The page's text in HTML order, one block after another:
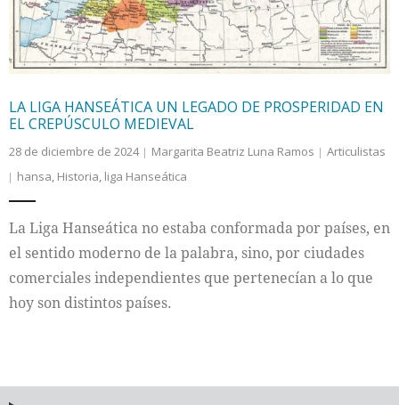
Cultura
LA LIGA HANSEÁTICA UN LEGADO DE PROSPERIDAD EN
EL CREPÚSCULO MEDIEVAL
28 de diciembre de 2024 Margarita Beatriz Luna Ramos
Articulistas
hansa, Historia, liga Hanseática
La Liga Hanseática no estaba conformada por países, en
el sentido moderno de la palabra, sino, por ciudades
comerciales independientes que pertenecían a lo que
hoy son distintos países.